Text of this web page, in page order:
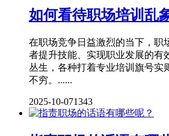
如何看待职场培训乱
在职场竞争日益激烈的当下，职
者提升技能、实现职业发展的有
丛生，各种打着专业培训旗号实
不穷。......
2025-10-071343